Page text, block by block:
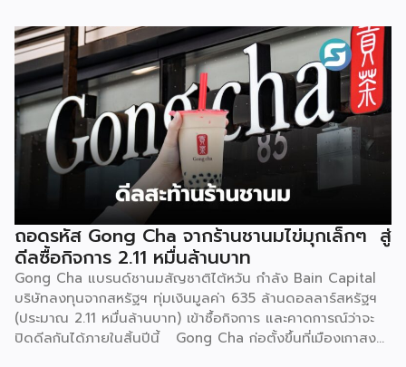
พระนครศรีอยุธยาสู่แบรนด์ระดับประเทศ ที่วันนี้ธุรกิจเติบโตขยาย
สาขารวมกว่า 3,200 สาขา แบ่งเป็นสาขาที่บริษัทบริหารเอง
(Official) ประมาณ 2,700 สาขา และสาขาแฟรนไชส์อีกกว่า 700
สาขา ตัวเลขนี้สะท้อนให้เห็นว่าโมเดลแฟรนไชส์ คือหนึ่งใน
เครื่องยนต์สำคัญที่ผลักดันการเติบโตของแบรนด์ อย่างไร
ก็ตาม บริษัทไม่ได้หยุดที่จะเติบโตต่อเนื่อง เพราะได้วางเป้าหมาย
ขยายแฟรนไชส์ โดยปีที่ผ่านมาสามารถเปิดแฟรนไชส์ใหม่ได้ 400
สาขา และในปีนี้ตั้งเป้าเปิดเพิ่มให้ได้อีก 400 สาขา ซึ่งล่าสุด
ดำเนินไปแล้วกว่า 200 สาขา เหล่านี้สะท้อนให้เห็นถึงการเติบโตที่
สม่ำเสมอ และเป็นระบบ ไม่ใช่กระแสเพียงชั่วคราว สิ่งที่ทำให้
กาแฟพันธุ์ไทยแตกต่าง คือความหลากหลายของเมนูเครื่องดื่ม
และการปรับเปลี่ยนเมนูตามฤดูกาลอย่างสม่ำเสมอ เพื่อรักษาความ
สดใหม่ และเอาใจกลุ่มลูกค้าวัยรุ่นที่ชอบทดลองสิ่งใหม่ […]
ถอดรหัส Gong Cha จากร้านชานมไข่มุกเล็กๆ สู่
ดีลซื้อกิจการ 2.11 หมื่นล้านบาท
Gong Cha แบรนด์ชานมสัญชาติไต้หวัน กำลัง Bain Capital
บริษัทลงทุนจากสหรัฐฯ ทุ่มเงินมูลค่า 635 ล้านดอลลาร์สหรัฐฯ
(ประมาณ 2.11 หมื่นล้านบาท) เข้าซื้อกิจการ และคาดการณ์ว่าจะ
ปิดดีลกันได้ภายในสิ้นปีนี้ Gong Cha ก่อตั้งขึ้นที่เมืองเกาสง